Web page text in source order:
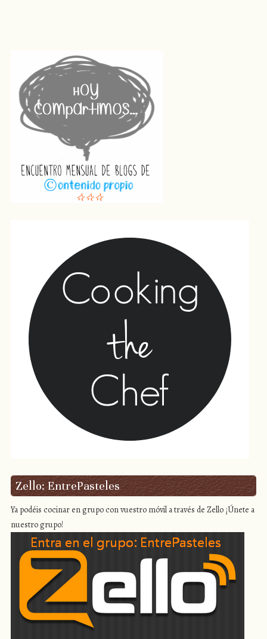
Zello: EntrePasteles
Ya podéis cocinar en grupo con vuestro móvil a través de Zello ¡Únete a
nuestro grupo!